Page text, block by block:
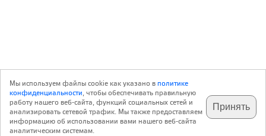
подпишитесь на наш
телеграм @archi_ru
✕
Мы используем файлы cookie как указано вполитике
конфиденциальности, чтобы обеспечивать правильную
работу нашего веб-сайта, функций социальных сетей и
анализировать сетевой трафик. Мы также предоставляем
информацию об использовании вами нашего веб-сайта
аналитическим системам.
Принять